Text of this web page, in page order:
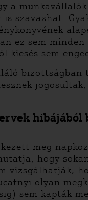
a
szavazhat.
ez sem
kiesés sem
meg
hogy
vizsgálhatják,
olyan
sem kapták